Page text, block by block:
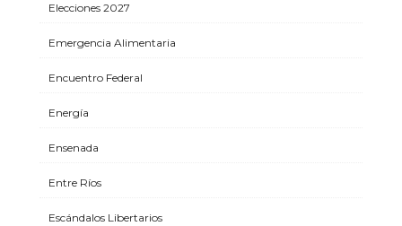
Elecciones 2027
Emergencia Alimentaria
Encuentro Federal
Energía
Ensenada
Entre Ríos
Escándalos Libertarios